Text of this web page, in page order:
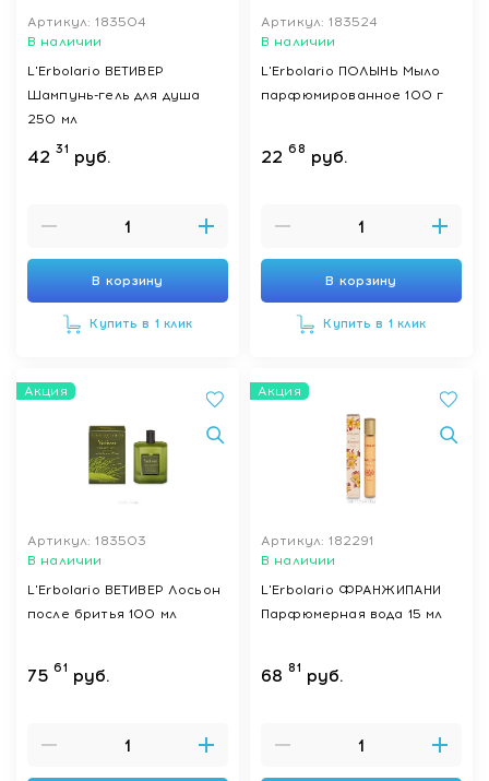
Артикул: 183504
В наличии
L'Erbolario ВЕТИВЕР
Шампунь-гель для душа
250 мл
42 31 руб.
В корзину
Купить в 1 клик
Артикул: 183524
В наличии
L'Erbolario ПОЛЫНЬ Мыло
парфюмированное 100 г
22 68 руб.
В корзину
Купить в 1 клик
Акция
Артикул: 183503
В наличии
L'Erbolario ВЕТИВЕР Лосьон
после бритья 100 мл
75 61 руб.
Акция
Артикул: 182291
В наличии
L'Erbolario ФРАНЖИПАНИ
Парфюмерная вода 15 мл
68 81 руб.